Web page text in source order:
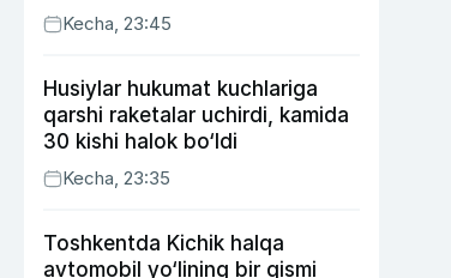
Kecha, 23:45
Husiylar hukumat kuchlariga
qarshi raketalar uchirdi, kamida
30 kishi halok bo‘ldi
Kecha, 23:35
Toshkentda Kichik halqa
avtomobil yo‘lining bir qismi